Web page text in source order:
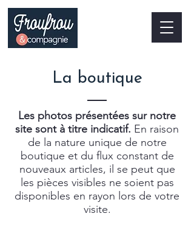
La boutique
Les photos présentées sur notre
site sont à titre indicatif. En raison
de la nature unique de notre
boutique et du flux constant de
nouveaux articles, il se peut que
les pièces visibles ne soient pas
disponibles en rayon lors de votre
visite.